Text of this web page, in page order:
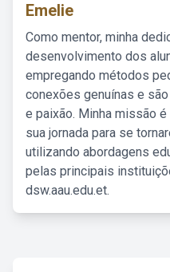
Emelie
Como mentor, minha
desenvolvimento dos
empregando métodos
conexões genuínas e
e paixão. Minha missão
sua jornada para se
utilizando abordagens
pelas principais
dsw.aau.edu.et.